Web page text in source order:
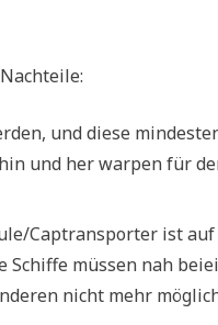
und diese
und her warpen für
Captransporter ist
müssen nah
nicht mehr